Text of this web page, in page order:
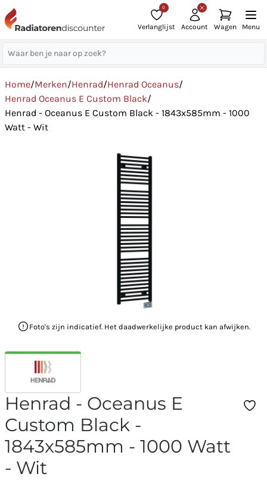
0
Verlanglijst Account Wagen Menu
Home/Merken/Henrad/Henrad Oceanus/
Henrad Oceanus E Custom Black/
Henrad - Oceanus E Custom Black - 1843x585mm - 1000
Watt - Wit
Foto's zijn indicatief. Het daadwerkelijke product kan afwijken.
Henrad - Oceanus E
Custom Black -
1843x585mm - 1000 Watt
- Wit